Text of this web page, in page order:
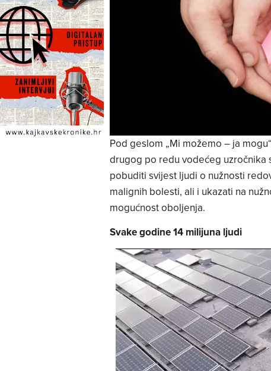
Pod geslom „Mi možemo – ja
drugog po redu vodećeg uzročnika
pobuditi svijest ljudi o nužnosti
malignih bolesti, ali i ukazati na
mogućnost oboljenja.
Svake godine 14 milijuna ljudi